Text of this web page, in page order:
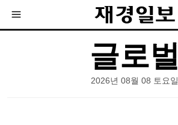
글로벌
2026년 08월 08 토요일